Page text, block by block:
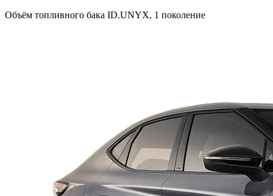
Объём топливного бака ID.UNYX, 1 поколение